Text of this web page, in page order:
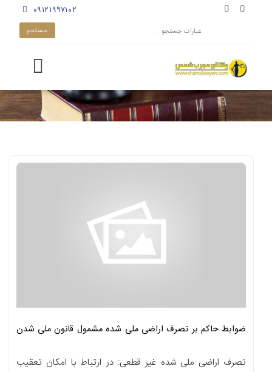
۰۹۱۲۱۹۹۷۱۰۲
ضوابط حاکم بر تصرف اراضی ملی شده مشمول قانون ملی شدن
جنگلها
تصرف اراضی ملی شده غیر قطعی: در ارتباط با امکان تعقیب